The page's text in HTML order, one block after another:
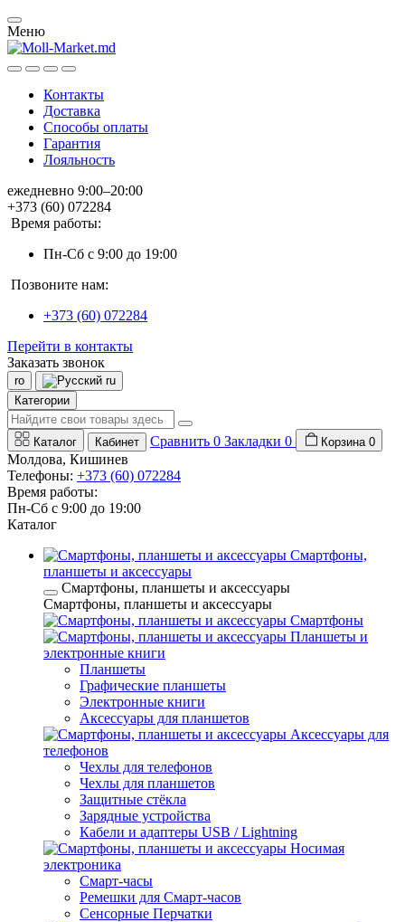
Меню
Контакты
Доставка
Способы оплаты
Гарантия
Лояльность
ежедневно 9:00–20:00
+373 (60) 072284
Время работы:
Пн-Сб с 9:00 до 19:00
Позвоните нам:
+373 (60) 072284
Перейти в контакты
Заказать звонок
ro
ru
Категории
Каталог Кабинет Сравнить 0 Закладки 0 Корзина 0
Молдова, Кишинев
Телефоны: +373 (60) 072284
Время работы:
Пн-Сб с 9:00 до 19:00
Каталог
Смартфоны,
планшеты и аксессуары
Смартфоны, планшеты и аксессуары
Смартфоны, планшеты и аксессуары
Смартфоны
Планшеты и
электронные книги
Планшеты
Графические планшеты
Электронные книги
Аксессуары для планшетов
Аксессуары для
телефонов
Чехлы для телефонов
Чехлы для планшетов
Защитные стёкла
Зарядные устройства
Кабели и адаптеры USB / Lightning
Носимая
электроника
Смарт-часы
Ремешки для Смарт-часов
Сенсорные Перчатки